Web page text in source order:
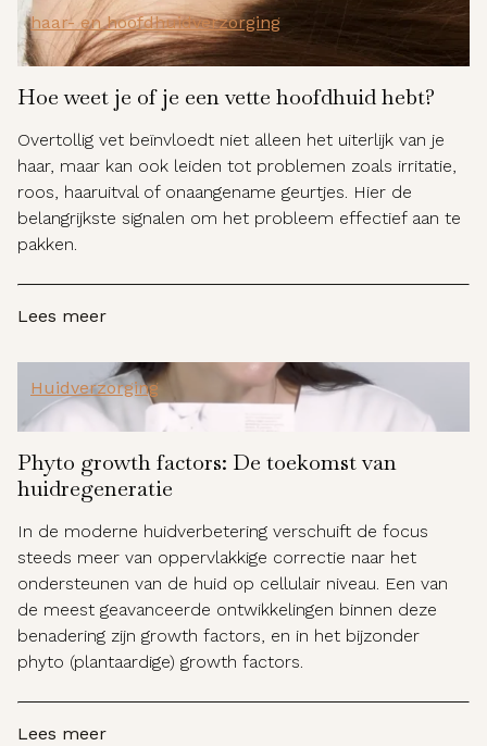
haar- en hoofdhuidverzorging
Hoe weet je of je een vette hoofdhuid hebt?
Overtollig vet beïnvloedt niet alleen het uiterlijk van je
haar, maar kan ook leiden tot problemen zoals irritatie,
roos, haaruitval of onaangename geurtjes. Hier de
belangrijkste signalen om het probleem effectief aan te
pakken.
Lees meer
Huidverzorging
Phyto growth factors: De toekomst van
huidregeneratie
In de moderne huidverbetering verschuift de focus
steeds meer van oppervlakkige correctie naar het
ondersteunen van de huid op cellulair niveau. Een van
de meest geavanceerde ontwikkelingen binnen deze
benadering zijn growth factors, en in het bijzonder
phyto (plantaardige) growth factors.
Lees meer